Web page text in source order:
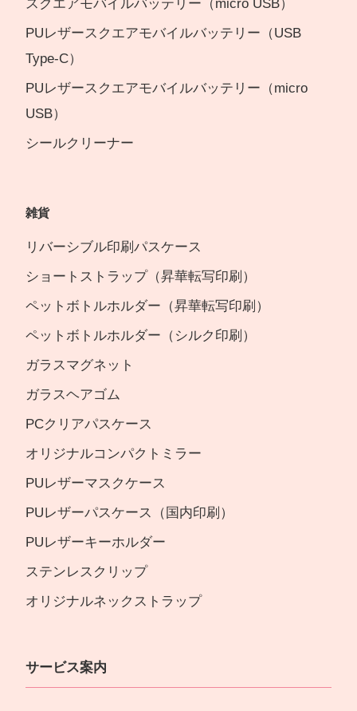
スクエアモバイルバッテリー（micro USB）
PUレザースクエアモバイルバッテリー（USB
Type-C）
PUレザースクエアモバイルバッテリー（micro
USB）
シールクリーナー
雑貨
リバーシブル印刷パスケース
ショートストラップ（昇華転写印刷）
ペットボトルホルダー（昇華転写印刷）
ペットボトルホルダー（シルク印刷）
ガラスマグネット
ガラスヘアゴム
PCクリアパスケース
オリジナルコンパクトミラー
PUレザーマスクケース
PUレザーパスケース（国内印刷）
PUレザーキーホルダー
ステンレスクリップ
オリジナルネックストラップ
サービス案内